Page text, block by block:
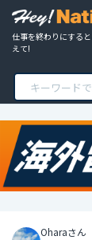
仕事を終わりにする
えて!
Oharaさん